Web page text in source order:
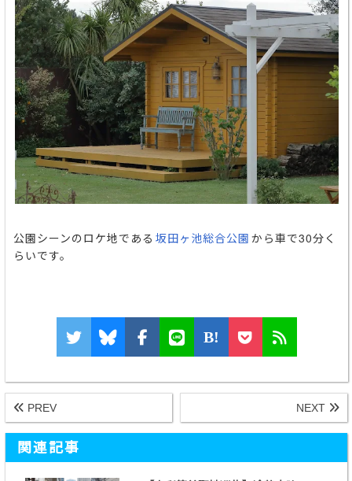
公園シーンのロケ地である 坂田ヶ池総合公園 から車で30分く
らいです。
B!
PREV NEXT
関連記事